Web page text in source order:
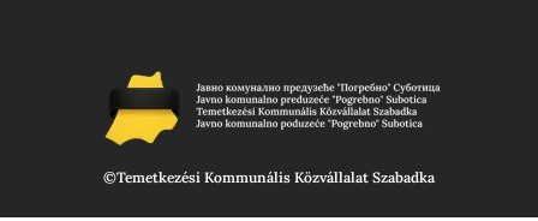
©Temetkezési Kommunális Közvállalat Szabadka